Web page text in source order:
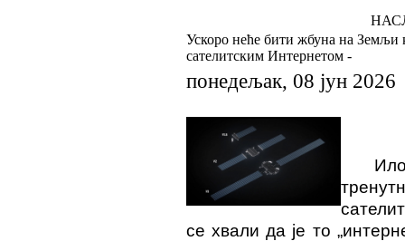
Ускоро неће бити жбуна на Земљи
сателитским Интернетом -
понедељак, 08 јун 2026
се хвали да је то